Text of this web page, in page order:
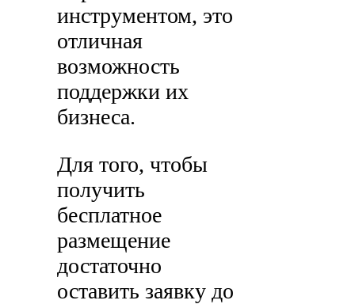
инструментом, это
отличная
возможность
поддержки их
бизнеса.
Для того, чтобы
получить
бесплатное
размещение
достаточно
оставить заявку до